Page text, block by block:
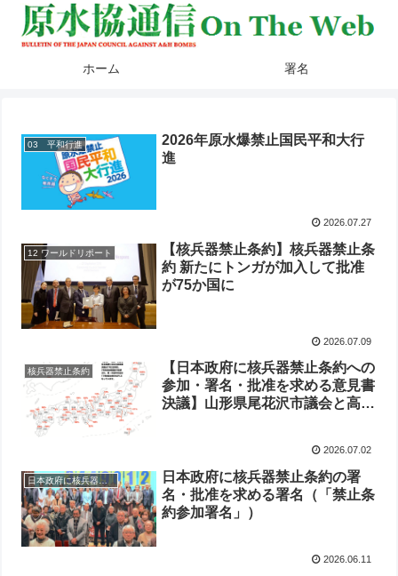
ホーム 署名
03 平和行進
2026年原水爆禁止国民平和大行
進
2026.07.27
12 ワールドリポート
【核兵器禁止条約】核兵器禁止条
約 新たにトンガが加入して批准
が75か国に
2026.07.09
核兵器禁止条約
【日本政府に核兵器禁止条約への
参加・署名・批准を求める意見書
決議】山形県尾花沢市議会と高畠
2026.07.02
日本政府に核兵器禁止条約の署名・批准を求める
日本政府に核兵器禁止条約の署
名・批准を求める署名（「禁止条
約参加署名」）
2026.06.11